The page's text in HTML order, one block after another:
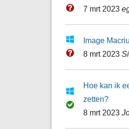
7 mrt 2023
Image
8 mrt 2023
Hoe kan ik
zetten?
8 mrt 2023